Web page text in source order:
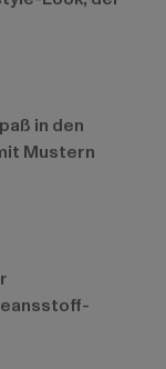
in den
Mustern